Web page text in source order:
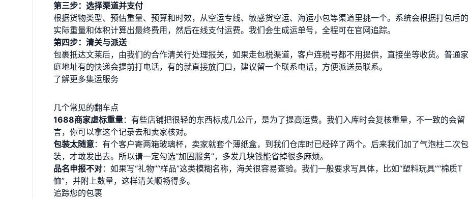
第三步：选择渠道并支付
根据货物类型、预估重量、预算和时效，从空运专线、敏感货空运、海运小包等渠道里挑一个。系统会根据打包后的
实际重量和体积计算出最终费用，然后在线支付运费。我们会生成运单号，全程可在官网追踪。
第四步：清关与派送
包裹抵达文莱后，由我们的合作清关行处理报关，如果走包税渠道，客户连税号都不用提供，直接坐等收货。普通家
庭地址有的快递会提前打电话，有的就直接放门口，建议留一个联系电话，方便派送员联系。
了解更多集运服务
几个常见的翻车点
1688商家虚标重量：有些店铺把很轻的东西标成几公斤，是为了提高运费。我们入库时会复核重量，不一致的会留
言，你可以拿这个记录去和卖家核对。
包装太随意：有个客户寄两箱玻璃杯，卖家就套个薄纸盒，到我们仓库时已经碎了两个。后来我们加了气泡柱二次包
装，才敢发出去。所以请一定勾选“加固服务”，多发几块钱能省掉很多麻烦。
品名申报不对：如果写“礼物”“样品”这类模糊名称，海关很容易查验。我们一般要求写具体，比如“塑料玩具”“棉质T
恤”，并附上数量，这样清关顺畅得多。
追踪您的包裹